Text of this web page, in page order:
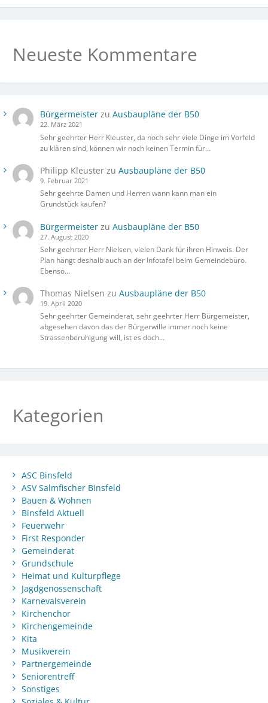
Neueste Kommentare
Bürgermeisterzu Ausbaupläne der B50
22. März 2021
Sehr geehrter Herr Kleuster, da noch sehr viele Dinge im Vorfeld
zu klären sind, können wir noch keinen Termin für…
Philipp Kleusterzu Ausbaupläne der B50
9. Februar 2021
Sehr geehrte Damen und Herren wann kann man ein
Grundstück kaufen?
Bürgermeisterzu Ausbaupläne der B50
27. August 2020
Sehr geehrter Herr Nielsen, vielen Dank für ihren Hinweis. Der
Plan hängt deshalb auch an der Infotafel beim Gemeindebüro.
Ebenso…
Thomas Nielsen zu Ausbaupläne der B50
19. April 2020
Sehr geehrter Gemeinderat, sehr geehrter Herr Bürgemeister,
abgesehen davon das der Bürgerwille immer noch keine
Strassenberuhigung will, ist es doch…
Kategorien
ASC Binsfeld
ASV Salmfischer Binsfeld
Bauen & Wohnen
Binsfeld Aktuell
Feuerwehr
First Responder
Gemeinderat
Grundschule
Heimat und Kulturpflege
Jagdgenossenschaft
Karnevalsverein
Kirchenchor
Kirchengemeinde
Kita
Musikverein
Partnergemeinde
Seniorentreff
Sonstiges